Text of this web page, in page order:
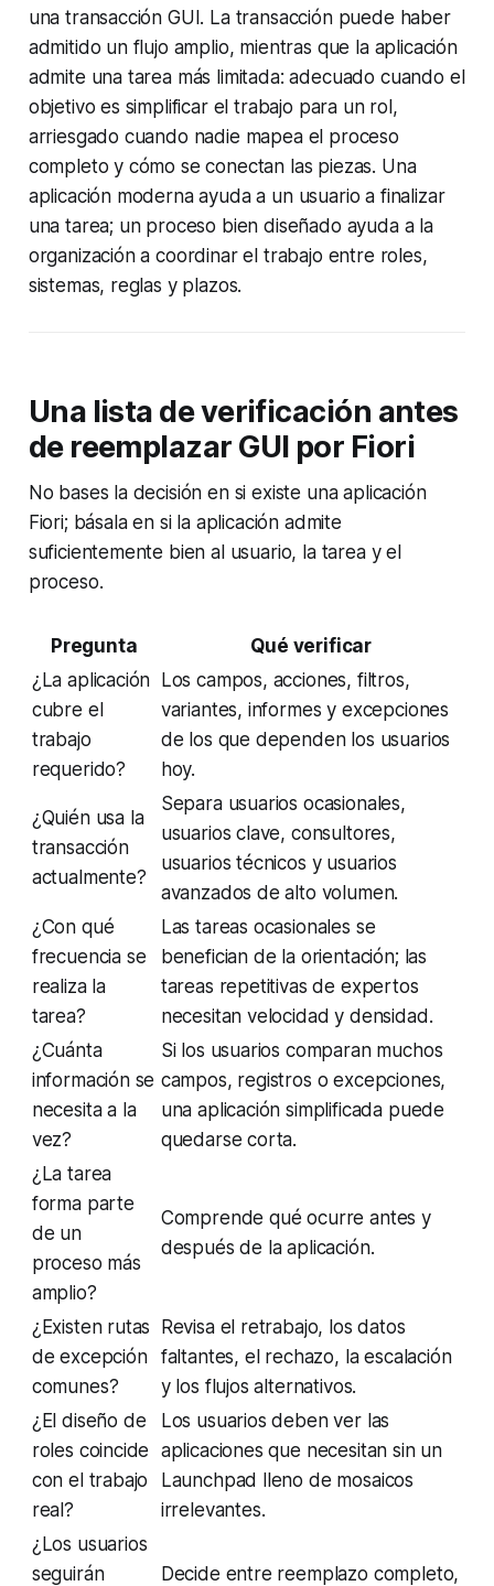
una transacción GUI. La transacción puede haber
admitido un flujo amplio, mientras que la aplicación
admite una tarea más limitada: adecuado cuando el
objetivo es simplificar el trabajo para un rol,
arriesgado cuando nadie mapea el proceso
completo y cómo se conectan las piezas. Una
aplicación moderna ayuda a un usuario a finalizar
una tarea; un proceso bien diseñado ayuda a la
organización a coordinar el trabajo entre roles,
sistemas, reglas y plazos.
Una lista de verificación antes
de reemplazar GUI por Fiori
No bases la decisión en si existe una aplicación
Fiori; básala en si la aplicación admite
suficientemente bien al usuario, la tarea y el
proceso.
Pregunta
Qué verificar
¿La aplicación
cubre el
trabajo
requerido?
Los campos, acciones, filtros,
variantes, informes y excepciones
de los que dependen los usuarios
hoy.
¿Quién usa la
transacción
actualmente?
Separa usuarios ocasionales,
usuarios clave, consultores,
usuarios técnicos y usuarios
avanzados de alto volumen.
¿Con qué
frecuencia se
realiza la
tarea?
Las tareas ocasionales se
benefician de la orientación; las
tareas repetitivas de expertos
necesitan velocidad y densidad.
¿Cuánta
información se
necesita a la
vez?
Si los usuarios comparan muchos
campos, registros o excepciones,
una aplicación simplificada puede
quedarse corta.
¿La tarea
forma parte
de un
proceso más
amplio?
Comprende qué ocurre antes y
después de la aplicación.
¿Existen rutas
de excepción
comunes?
Revisa el retrabajo, los datos
faltantes, el rechazo, la escalación
y los flujos alternativos.
¿El diseño de
roles coincide
con el trabajo
real?
Los usuarios deben ver las
aplicaciones que necesitan sin un
Launchpad lleno de mosaicos
irrelevantes.
¿Los usuarios
seguirán
Decide entre reemplazo completo,